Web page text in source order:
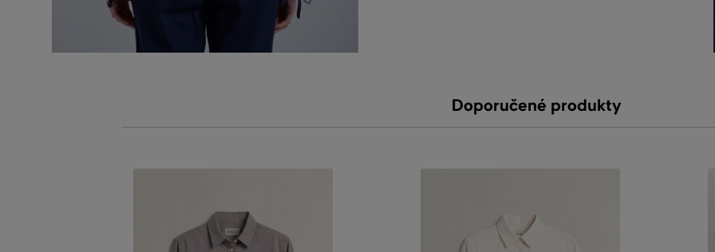
Doporučené produkty